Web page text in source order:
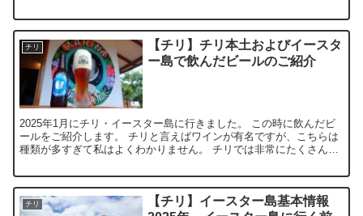
チリ
【チリ】チリ本土およびイースタ
ー島で飲んだビールのご紹介
2025年1月にチリ・イースター島に行きました。 この時に飲んだビ
ールをご紹介します。 チリと言えばワインが有名ですが、こちらは
種類が多すぎて私はよくわかりません。 チリでは非常にたくさんの
チリ
【チリ】イースター島基本情報